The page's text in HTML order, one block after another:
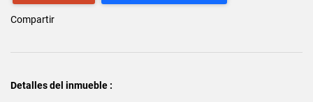
Compartir
Detalles del inmueble :